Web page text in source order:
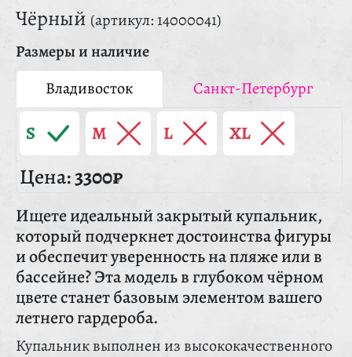
Чёрный (артикул: 14000041)
Размеры и наличие
Владивосток
Санкт-Петербург
S M L XL
Цена:3300₽
Ищете идеальный закрытый купальник,
который подчеркнет достоинства фигуры
и обеспечит уверенность на пляже или в
бассейне? Эта модель в глубоком чёрном
цвете станет базовым элементом вашего
летнего гардероба.
Купальник выполнен из высококачественного